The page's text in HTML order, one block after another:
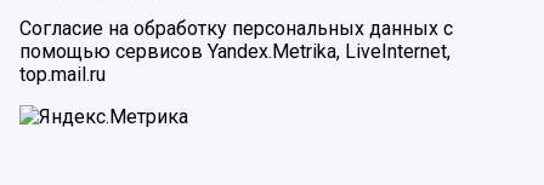
Согласие на обработку персональных данных с
помощью сервисов Yandex.Metrika, LiveInternet,
top.mail.ru